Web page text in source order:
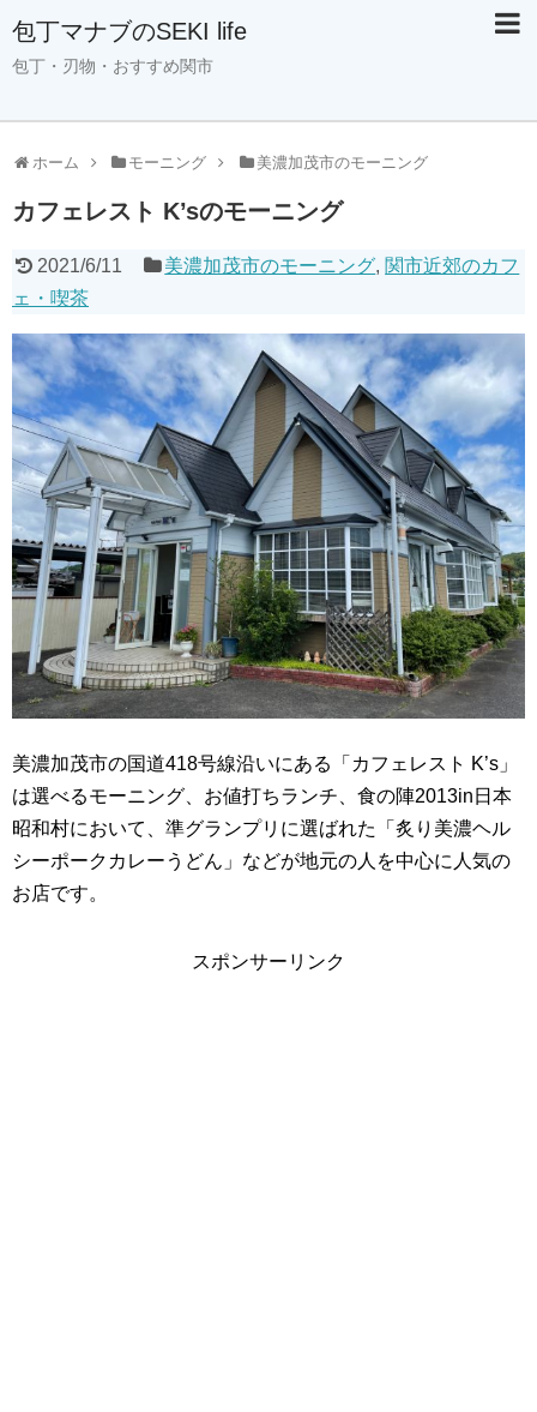
包丁マナブのSEKI life
包丁・刃物・おすすめ関市
ホーム モーニング 美濃加茂市のモーニング
カフェレスト K’sのモーニング
2021/6/11 美濃加茂市のモーニング, 関市近郊のカフ
ェ・喫茶
美濃加茂市の国道418号線沿いにある「カフェレスト K’s」
は選べるモーニング、お値打ちランチ、食の陣2013in日本
昭和村において、準グランプリに選ばれた「炙り美濃ヘル
シーポークカレーうどん」などが地元の人を中心に人気の
お店です。
スポンサーリンク